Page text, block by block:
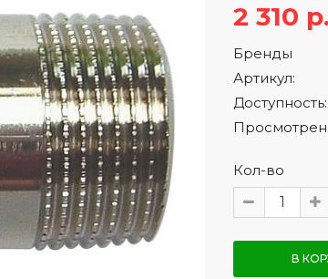
2 310 р.
Бренды
Артикул:
Доступность:
Просмотрен
Кол-во
В